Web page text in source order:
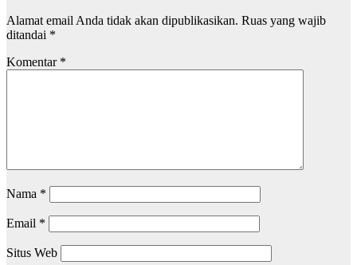
Alamat email Anda tidak akan dipublikasikan. Ruas yang wajib
ditandai *
Komentar *
Nama *
Email *
Situs Web